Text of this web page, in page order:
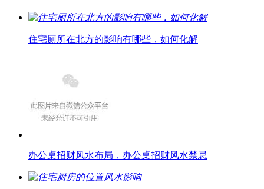
住宅厕所在北方的影响有哪些，如何化解
办公桌招财风水布局，办公桌招财风水禁忌